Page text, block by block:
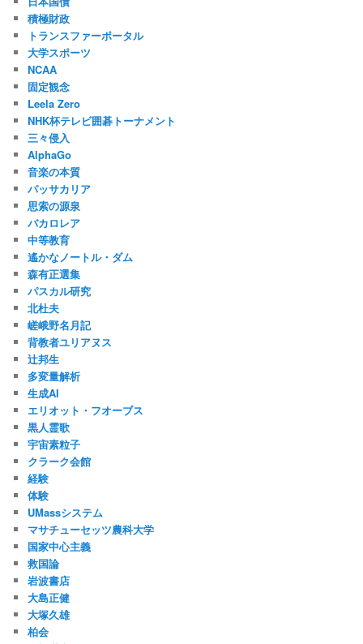
積極財政
トランスファーポータル
大学スポーツ
NCAA
固定観念
Leela Zero
NHK杯テレビ囲碁トーナメント
三々侵入
AlphaGo
音楽の本質
パッサカリア
思索の源泉
バカロレア
中等教育
遙かなノートル・ダム
森有正選集
パスカル研究
北杜夫
嵯峨野名月記
背教者ユリアヌス
辻邦生
多変量解析
生成AI
エリオット・フオーブス
黒人霊歌
宇宙素粒子
クラーク会館
経験
体験
UMassシステム
マサチューセッツ農科大学
国家中心主義
救国論
岩波書店
大島正健
大塚久雄
柏会